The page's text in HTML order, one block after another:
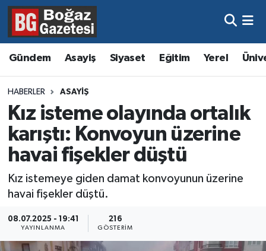
Gündem Asayiş Siyaset Eğitim Yerel
HABERLER ASAYIŞ
Kız isteme olayında ortalık
karıştı: Konvoyun üzerine
havai fişekler düştü
Kız istemeye giden damat konvoyunun üzerine
havai fişekler düştü.
08.07.2025 - 19:41
YAYINLANMA
216
GÖSTERIM
Asayiş
Eğitim
Ekonomi
Gündem
Kültür ve Sanat
Magazin
Resmi İlanlar
Hava Durumu
Trafik Durumu
Süper Lig Puan Durumu ve Fikstür
Tüm Manşetler
Son Dakika Haberleri
Haber Arşivi